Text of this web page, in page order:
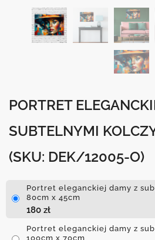
PORTRET
SUBTELNYMI
(SKU: DEK/12005-O)
Portret eleganckiej damy z
80cm x 45cm
180 zł
Portret eleganckiej damy z
100cm x 70cm